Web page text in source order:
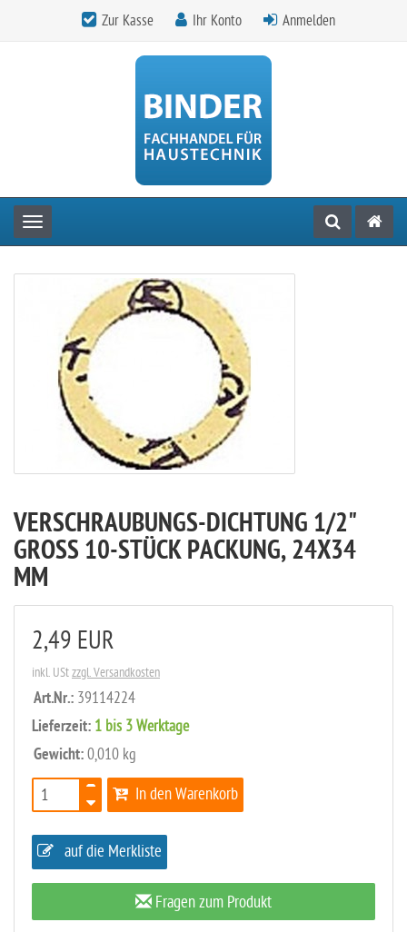
Zur Kasse Ihr Konto Anmelden
Toggle navigation
VERSCHRAUBUNGS-DICHTUNG 1/2"
GROSS 10-STÜCK PACKUNG, 24X34
MM
2,49 EUR
inkl. UStzzgl. Versandkosten
Art.Nr.: 39114224
Lieferzeit: 1 bis 3 Werktage
Gewicht: 0,010 kg
In den Warenkorb
auf die Merkliste
Fragen zum Produkt